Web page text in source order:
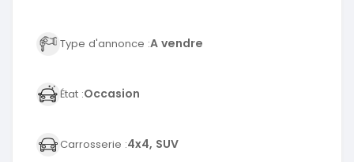
Type d'annonce :A vendre
État :Occasion
Carrosserie :4x4, SUV